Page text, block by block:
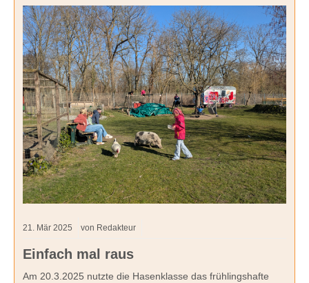
21. Mär 2025 von Redakteur
Einfach mal raus
Am 20.3.2025 nutzte die Hasenklasse das frühlingshafte